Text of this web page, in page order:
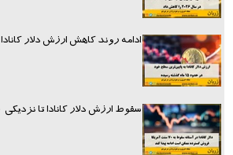
ادامه روند کاهش ارزش دلار کانادا
سقوط ارزش دلار کانادا تا نزدیکی ۷۰ سنت آمریکا